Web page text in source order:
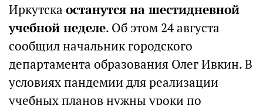
Иркутска останутся на шестидневной
учебной неделе. Об этом 24 августа
сообщил начальник городского
департамента образования Олег Ивкин. В
условиях пандемии для реализации
учебных планов нужны уроки по